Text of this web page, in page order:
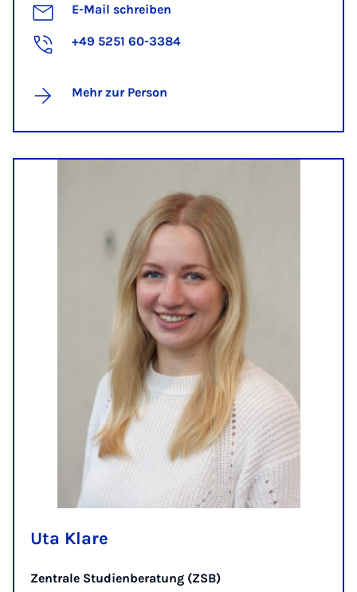
E-Mail schreiben
+49 5251 60-3384
Mehr zur Person
Uta Klare
Zentrale Studienberatung (ZSB)